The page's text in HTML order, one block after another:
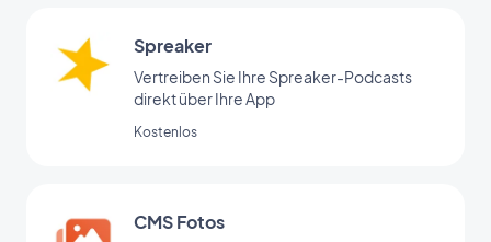
Spreaker
Vertreiben Sie Ihre Spreaker-Podcasts
direkt über Ihre App
Kostenlos
CMS Fotos